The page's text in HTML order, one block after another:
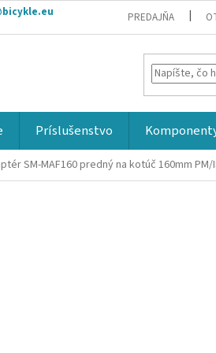
PREDAJŇA
Príslušenstvo
SM-MAF160 predný na kotúč 160mm PM/